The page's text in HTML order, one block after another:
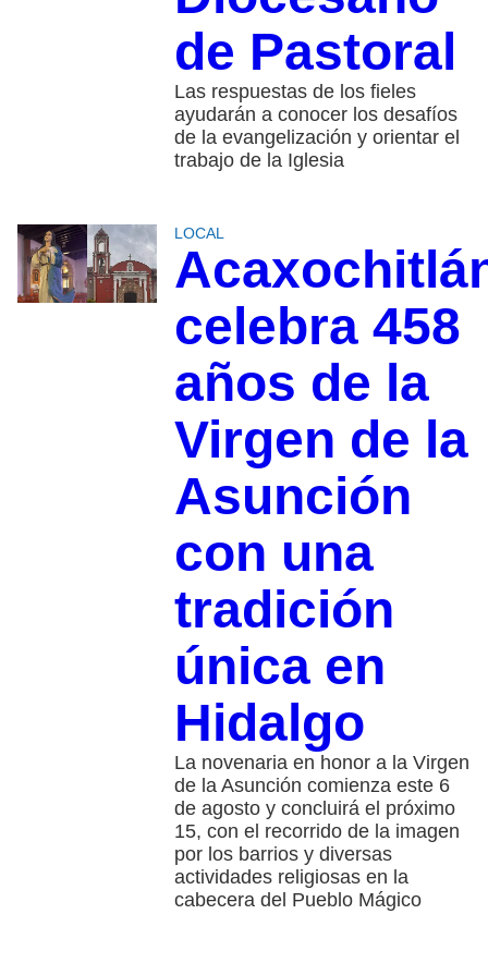
de Pastoral
Las respuestas de los fieles
ayudarán a conocer los desafíos
de la evangelización y orientar el
trabajo de la Iglesia
LOCAL
celebra 458
años de la
Virgen de la
Asunción
con una
tradición
única en
Hidalgo
La novenaria en honor a la Virgen
de la Asunción comienza este 6
de agosto y concluirá el próximo
15, con el recorrido de la imagen
por los barrios y diversas
actividades religiosas en la
cabecera del Pueblo Mágico